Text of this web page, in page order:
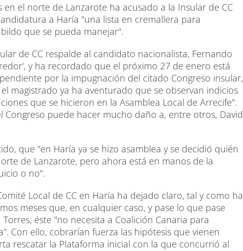
el norte de Lanzarote ha acusado a la Insular de CC
a Haría "una lista en cremallera para
que se pueda manejar".
de CC respalde al candidato nacionalista, Fernando
y ha recordado que el próximo 27 de enero está
por la impugnación del citado Congreso insular,
magistrado ya ha aventurado que se observan indicios
que se hicieron en la Asamblea Local de Arrecife".
Congreso puede hacer mucho daño a, entre otros, David
que "en Haría ya se hizo asamblea y se decidió quién
de Lanzarote, pero ahora está en manos de la
o no".
Local de CC en Haría ha dejado claro, tal y como ha
meses que, en cualquier caso, y pase lo que pase
éste "no necesita a Coalición Canaria para
Con ello, cobrarían fuerza las hipótesis que vienen
rescatar la Plataforma inicial con la que concurrió al